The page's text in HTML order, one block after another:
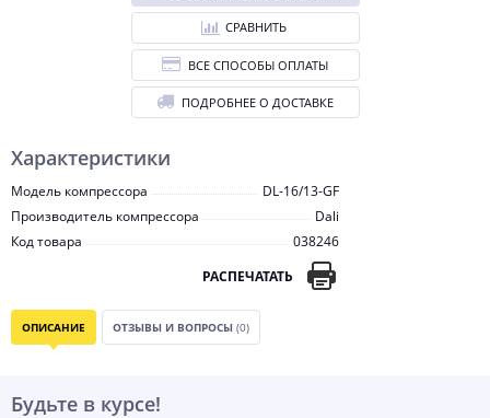
Характеристики
Модель компрессора
DL-16/13-GF
Производитель компрессора
Dali
Код товара
038246
РАСПЕЧАТАТЬ
СРАВНИТЬ
ВСЕ СПОСОБЫ ОПЛАТЫ
ПОДРОБНЕЕ О ДОСТАВКЕ
ОПИСАНИЕ ОТЗЫВЫ И ВОПРОСЫ (0)
Будьте в курсе!